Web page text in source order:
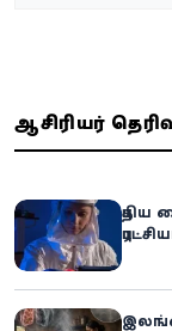
ஆசிரியர்